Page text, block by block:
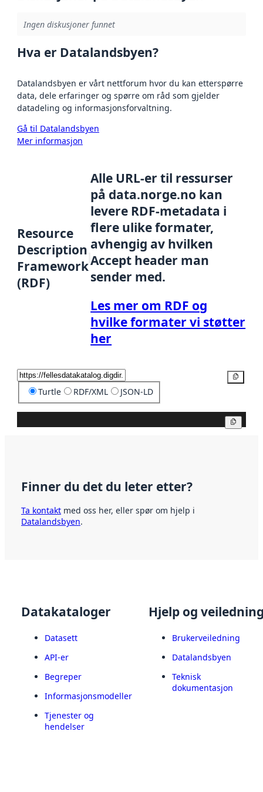
Ingen diskusjoner funnet
Hva er Datalandsbyen?
Datalandsbyen er vårt nettforum hvor du kan etterspørre
data, dele erfaringer og spørre om råd som gjelder
datadeling og informasjonsforvaltning.
Gå til Datalandsbyen
Mer informasjon
Resource
Description
Framework
(RDF)
Alle URL-er til ressurser
på data.norge.no kan
levere RDF-metadata i
flere ulike formater,
avhengig av hvilken
Accept header man
sender med.
Les mer om RDF og
hvilke formater vi støtter
her
Turtle RDF/XML JSON-LD
Finner du det du leter etter?
Ta kontakt med oss her, eller spør om hjelp i
Datalandsbyen.
Datakataloger
Datasett
API-er
Begreper
Informasjonsmodeller
Tjenester og
hendelser
Hjelp og
Brukerveiledning
Datalandsbyen
Teknisk
dokumentasjon